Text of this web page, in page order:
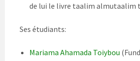
de lui le livre taalim almutaalim
Ses étudiants:
Mariama Ahamada Toiybou